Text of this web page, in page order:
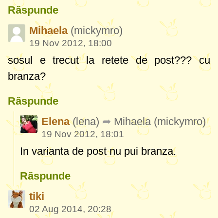
Răspunde
Mihaela (mickymro)
19 Nov 2012, 18:00
sosul e trecut la retete de post??? cu
branza?
Răspunde
Elena(lena) Mihaela (mickymro)
19 Nov 2012, 18:01
In varianta de post nu pui branza.
Răspunde
tiki
02 Aug 2014, 20:28